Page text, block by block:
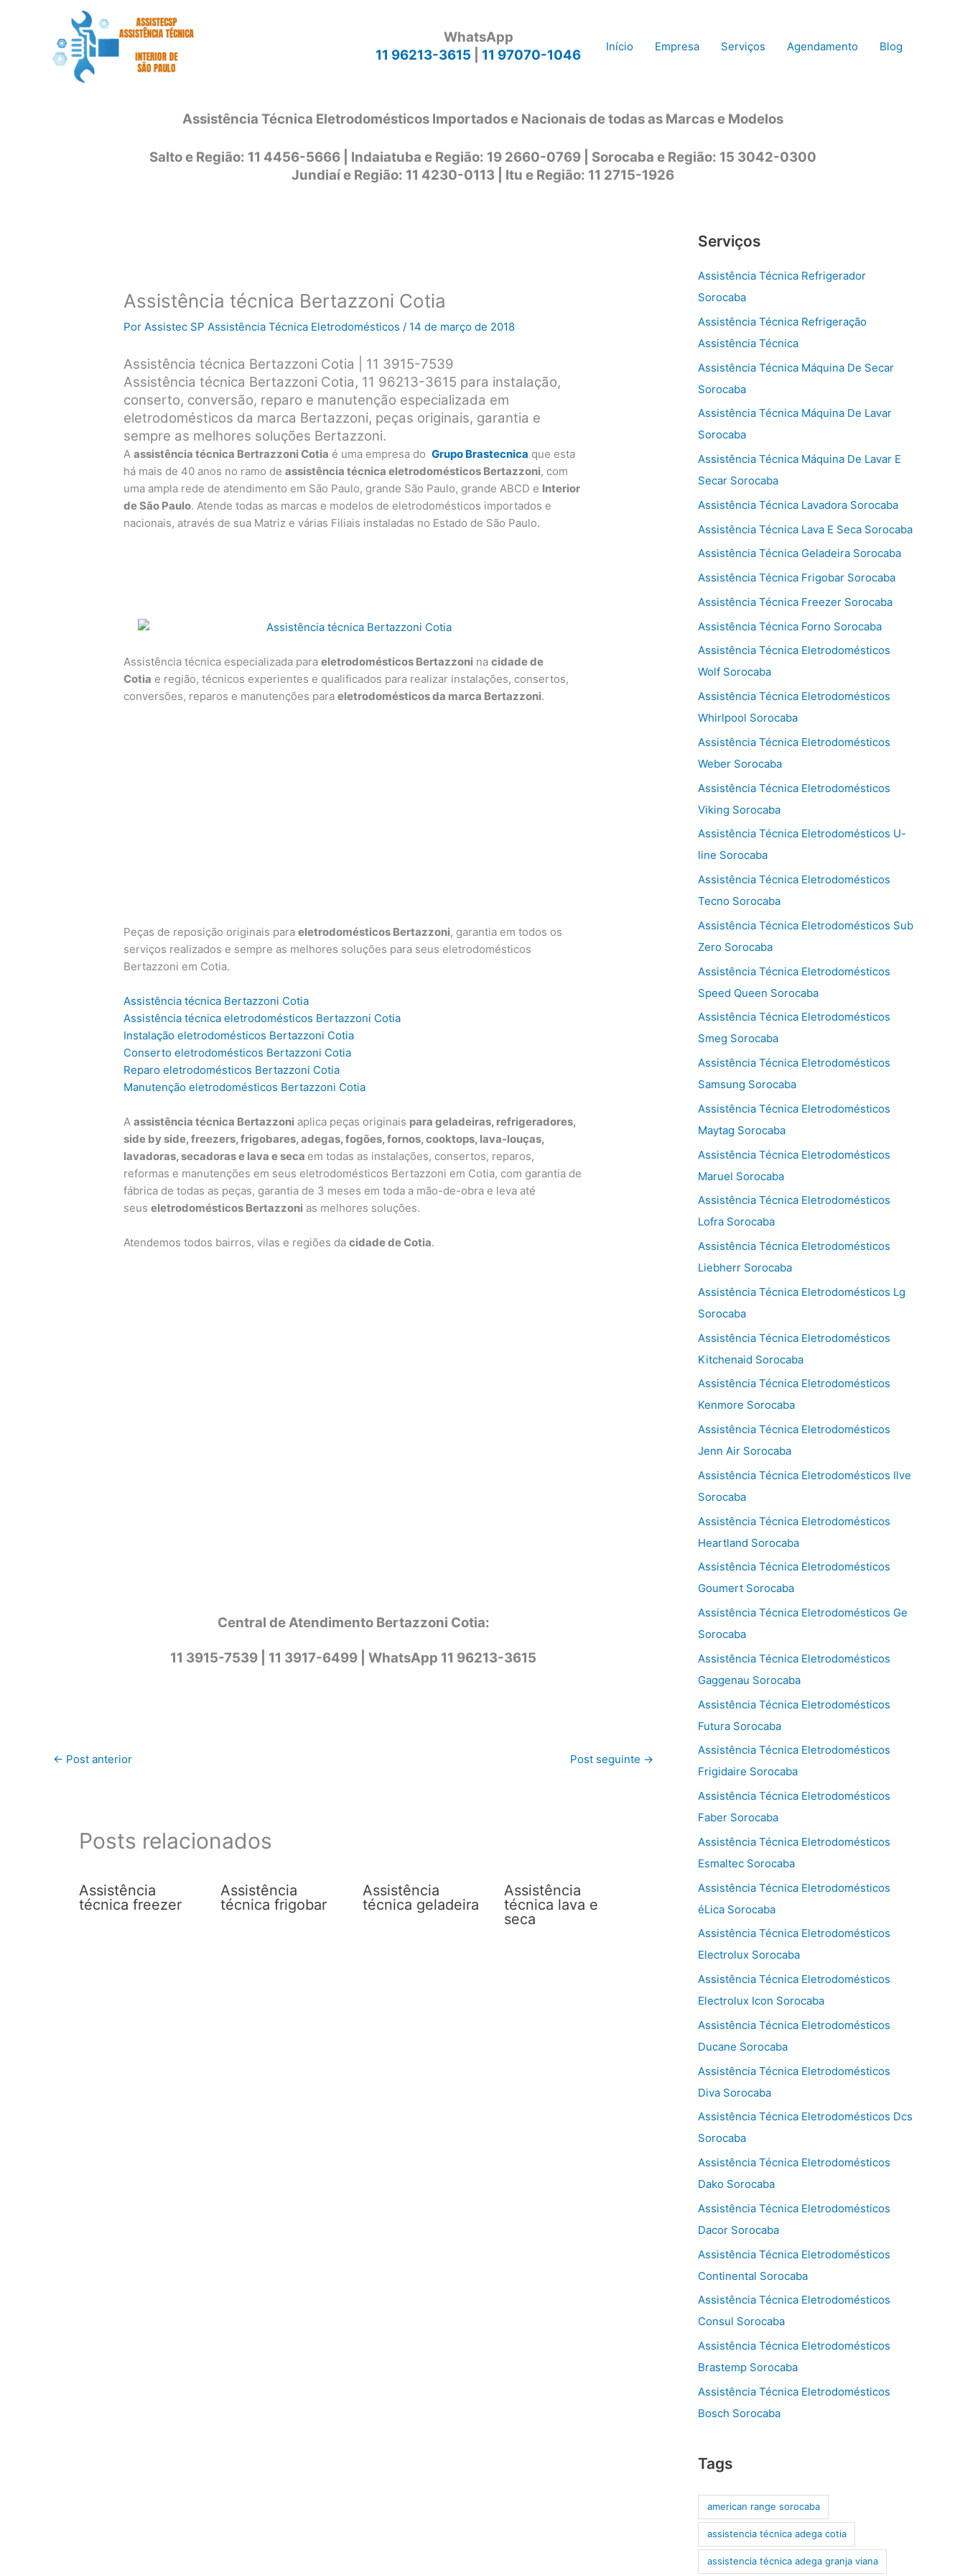
WhatsApp
11 96213-3615
11 97070-1046
Início Empresa Serviços Agendamento Blog
Assistência Técnica Eletrodomésticos Importados e Nacionais de todas as Marcas e Modelos
Salto e Região: 11 4456-5666 | Indaiatuba e Região: 19 2660-0769 | Sorocaba e Região: 15 3042-0300
Jundiaí e Região: 11 4230-0113 | Itu e Região: 11 2715-1926
Assistência técnica Bertazzoni Cotia
PorAssistec SP Assistência Técnica Eletrodomésticos/ 14 de março de 2018
Assistência técnica Bertazzoni Cotia | 11 3915-7539
Assistência técnica Bertazzoni Cotia, 11 96213-3615 para instalação,
conserto, conversão, reparo e manutenção especializada em
eletrodomésticos da marca Bertazzoni, peças originais, garantia e
sempre as melhores soluções Bertazzoni.
Aassistência técnica Bertrazzoni Cotia é uma empresa doGrupo Brastecnica que esta
há mais de 40 anos no ramo deassistência técnica eletrodomésticos Bertazzoni, com
uma ampla rede de atendimento em São Paulo, grande São Paulo, grande ABCD e Interior
de São Paulo. Atende todas as marcas e modelos de eletrodomésticos importados e
nacionais, através de sua Matriz e várias Filiais instaladas no Estado de São Paulo.
Assistência técnica especializada paraeletrodomésticos Bertazzoni nacidade de
Cotia e região, técnicos experientes e qualificados para realizar instalações, consertos,
conversões, reparos e manutenções paraeletrodomésticos da marca Bertazzoni.
Peças de reposição originais paraeletrodomésticos Bertazzoni, garantia em todos os
serviços realizados e sempre as melhores soluções para seus eletrodomésticos
Bertazzoni em Cotia.
Assistência técnica Bertazzoni Cotia
Assistência técnica eletrodomésticos Bertazzoni Cotia
Instalação eletrodomésticos Bertazzoni Cotia
Conserto eletrodomésticos Bertazzoni Cotia
Reparo eletrodomésticos Bertazzoni Cotia
Manutenção eletrodomésticos Bertazzoni Cotia
Aassistência técnica Bertazzoni aplica peças originais para geladeiras, refrigeradores,
side by side, freezers, frigobares, adegas, fogões, fornos, cooktops, lava-louças,
lavadoras, secadoras e lava e seca em todas as instalações, consertos, reparos,
reformas e manutenções em seus eletrodomésticos Bertazzoni em Cotia, com garantia de
fábrica de todas as peças, garantia de 3 meses em toda a mão-de-obra e leva até
seuseletrodomésticos Bertazzoni as melhores soluções.
Atendemos todos bairros, vilas e regiões dacidade de Cotia.
Central de Atendimento Bertazzoni Cotia:
11 3915-7539 | 11 3917-6499 | WhatsApp 11 96213-3615
← Post anterior Post seguinte →
Posts relacionados
Assistência
técnica freezer
Assistência
técnica frigobar
Assistência
técnica geladeira
Assistência
técnica lava e
seca
Serviços
Assistência Técnica Refrigerador
Sorocaba
Assistência Técnica Refrigeração
Assistência Técnica
Assistência Técnica Máquina De Secar
Sorocaba
Assistência Técnica Máquina De Lavar
Sorocaba
Assistência Técnica Máquina De Lavar E
Secar Sorocaba
Assistência Técnica Lavadora Sorocaba
Assistência Técnica Lava E Seca Sorocaba
Assistência Técnica Geladeira Sorocaba
Assistência Técnica Frigobar Sorocaba
Assistência Técnica Freezer Sorocaba
Assistência Técnica Forno Sorocaba
Assistência Técnica Eletrodomésticos
Wolf Sorocaba
Assistência Técnica Eletrodomésticos
Whirlpool Sorocaba
Assistência Técnica Eletrodomésticos
Weber Sorocaba
Assistência Técnica Eletrodomésticos
Viking Sorocaba
Assistência Técnica Eletrodomésticos U-
line Sorocaba
Assistência Técnica Eletrodomésticos
Tecno Sorocaba
Assistência Técnica Eletrodomésticos Sub
Zero Sorocaba
Assistência Técnica Eletrodomésticos
Speed Queen Sorocaba
Assistência Técnica Eletrodomésticos
Smeg Sorocaba
Assistência Técnica Eletrodomésticos
Samsung Sorocaba
Assistência Técnica Eletrodomésticos
Maytag Sorocaba
Assistência Técnica Eletrodomésticos
Maruel Sorocaba
Assistência Técnica Eletrodomésticos
Lofra Sorocaba
Assistência Técnica Eletrodomésticos
Liebherr Sorocaba
Assistência Técnica Eletrodomésticos Lg
Sorocaba
Assistência Técnica Eletrodomésticos
Kitchenaid Sorocaba
Assistência Técnica Eletrodomésticos
Kenmore Sorocaba
Assistência Técnica Eletrodomésticos
Jenn Air Sorocaba
Assistência Técnica Eletrodomésticos Ilve
Sorocaba
Assistência Técnica Eletrodomésticos
Heartland Sorocaba
Assistência Técnica Eletrodomésticos
Goumert Sorocaba
Assistência Técnica Eletrodomésticos Ge
Sorocaba
Assistência Técnica Eletrodomésticos
Gaggenau Sorocaba
Assistência Técnica Eletrodomésticos
Futura Sorocaba
Assistência Técnica Eletrodomésticos
Frigidaire Sorocaba
Assistência Técnica Eletrodomésticos
Faber Sorocaba
Assistência Técnica Eletrodomésticos
Esmaltec Sorocaba
Assistência Técnica Eletrodomésticos
éLica Sorocaba
Assistência Técnica Eletrodomésticos
Electrolux Sorocaba
Assistência Técnica Eletrodomésticos
Electrolux Icon Sorocaba
Assistência Técnica Eletrodomésticos
Ducane Sorocaba
Assistência Técnica Eletrodomésticos
Diva Sorocaba
Assistência Técnica Eletrodomésticos Dcs
Sorocaba
Assistência Técnica Eletrodomésticos
Dako Sorocaba
Assistência Técnica Eletrodomésticos
Dacor Sorocaba
Assistência Técnica Eletrodomésticos
Continental Sorocaba
Assistência Técnica Eletrodomésticos
Consul Sorocaba
Assistência Técnica Eletrodomésticos
Brastemp Sorocaba
Assistência Técnica Eletrodomésticos
Bosch Sorocaba
Tags
american range sorocaba
assistencia técnica adega cotia
assistencia técnica adega granja viana